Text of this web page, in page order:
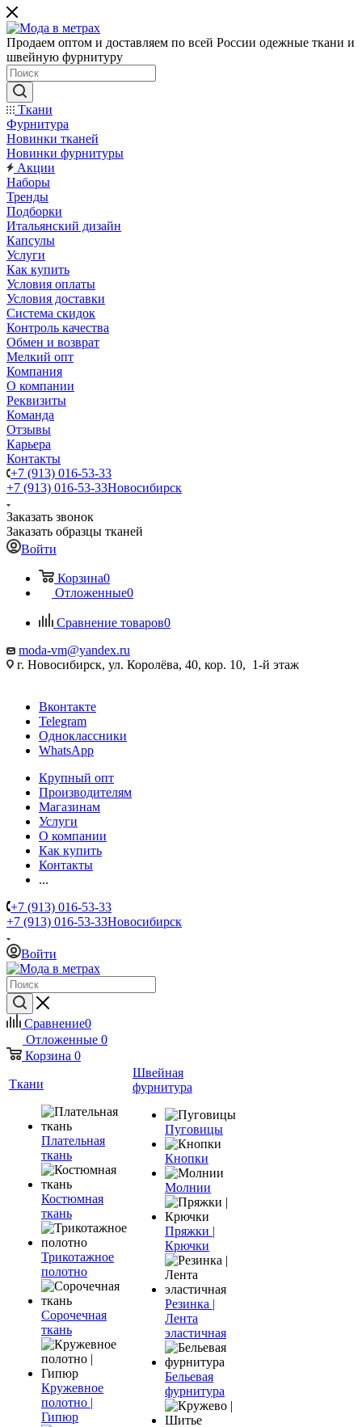
Продаем оптом и доставляем по всей России одежные ткани и
швейную фурнитуру
Ткани
Фурнитура
Новинки тканей
Новинки фурнитуры
Акции
Наборы
Тренды
Подборки
Итальянский дизайн
Капсулы
Услуги
Как купить
Условия оплаты
Условия доставки
Система скидок
Контроль качества
Обмен и возврат
Мелкий опт
Компания
О компании
Реквизиты
Команда
Отзывы
Карьера
Контакты
+7 (913) 016-53-33
+7 (913) 016-53-33Новосибирск
Заказать звонок
Заказать образцы тканей
Войти
Корзина0
Отложенные0
Сравнение товаров0
moda-vm@yandex.ru
г. Новосибирск, ул. Королёва, 40, кор. 10, 1-й этаж
Вконтакте
Telegram
Одноклассники
WhatsApp
Крупный опт
Производителям
Магазинам
Услуги
О компании
Как купить
Контакты
...
+7 (913) 016-53-33
+7 (913) 016-53-33Новосибирск
Войти
Сравнение0
Отложенные 0
Корзина 0
Ткани
Плательная
ткань
Костюмная
ткань
Трикотажное
полотно
Сорочечная
ткань
Кружевное
полотно |
Гипюр
Швейная
фурнитура
Пуговицы
Кнопки
Молнии
Пряжки |
Крючки
Резинка |
Лента
эластичная
Бельевая
фурнитура